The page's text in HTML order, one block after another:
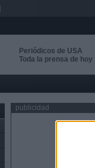
Periódicos de USA
Toda la prensa de hoy
publicidad